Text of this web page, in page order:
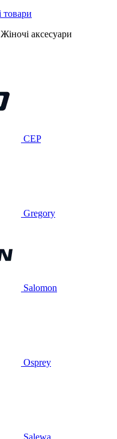
Жіночі аксесуари
CEP
Gregory
Salomon
Osprey
Salewa